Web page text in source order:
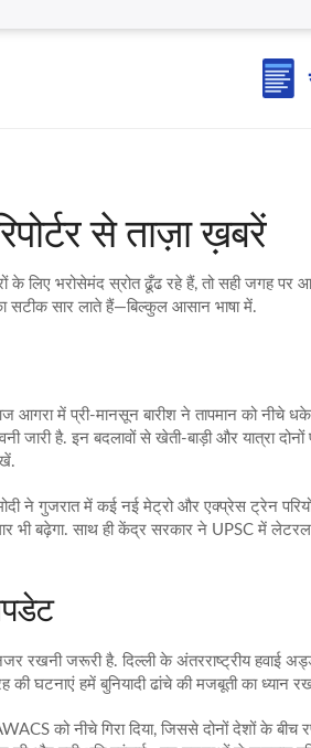
से ताज़ा ख़बरें
के लिए भरोसेमंद स्रोत ढूँढ रहे हैं, तो सही जगह पर
सार लाते हैं—बिल्कुल आसान भाषा में.
में प्री-मानसून बारीश ने तापमान को नीचे
जारी है. इन बदलावों से खेती‑बाड़ी और यात्रा
मोदी ने गुजरात में कई नई मेट्रो और एक्प्रेस ट्रेन
भी बढ़ेगा. साथ ही केंद्र सरकार ने UPSC में लेटरल
रखनी जरूरी है. दिल्ली के अंतरराष्ट्रीय हवाई
घटनाएं हमें बुनियादी ढांचे की मजबूती का ध्यान
को नीचे गिरा दिया, जिससे दोनों देशों के